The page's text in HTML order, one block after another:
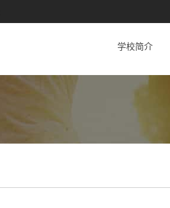
学校简介